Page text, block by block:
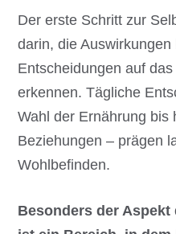
Der erste Schritt zur
darin, die Auswirkungen
Entscheidungen auf
erkennen. Tägliche
Wahl der Ernährung bis
Beziehungen – prägen
Wohlbefinden.
Besonders der